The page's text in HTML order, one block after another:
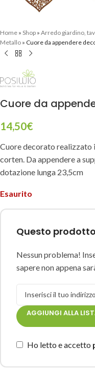
Home » Shop » Arredo giardino,
Metallo » Cuore da appendere
Cuore da
14,50€
Cuore decorato realizzato
corten. Da appendere a
dotazione lunga 23,5cm
Esaurito
Questo
Nessun problema!
sapere non appena
AGGIUNGI ALLA
Ho letto e accetto